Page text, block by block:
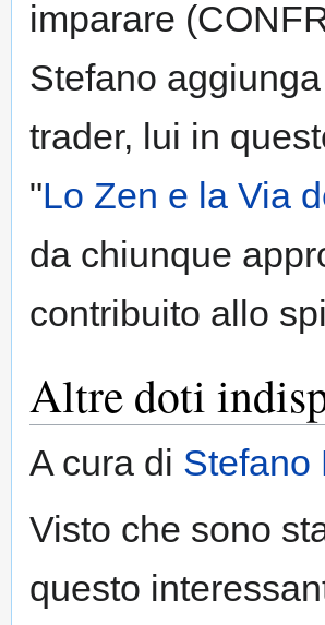
imparare
Stefano
trader, lui in
"Lo Zen e la Via
da chiunque
contribuito allo
Altre doti
A cura di Stefano
Visto che sono
questo